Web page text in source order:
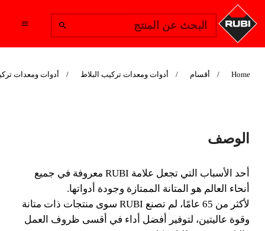
البحث عن المنتج
Home أقسام أدوات ومعدات تركيب البلاط أدوات ومعدات
مطرقة تأطير ذات
مقبض RUBIFLEX
أحد الأسباب التي تجعل علامة RUBI معروفة في جميع
أنحاء العالم هو المتانة الممتازة وجودة أدواتها.
الوصف
أحد الأسباب التي تجعل علامة RUBI معروفة في جميع
أنحاء العالم هو المتانة الممتازة وجودة أدواتها.
لأكثر من 65 عامًا، لم تصنع RUBI سوى منتجات ذات متانة
وقوة عاليتين، لتوفير أفضل أداء في أقسى ظروف العمل